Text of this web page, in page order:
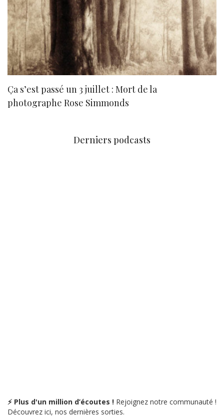
Ça s’est passé un 3 juillet : Mort de la
photographe Rose Simmonds
Derniers podcasts
⚡ Plus d'un million d’écoutes ! Rejoignez notre communauté !
Découvrez ici, nos dernières sorties.